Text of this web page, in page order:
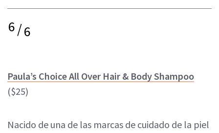
6/6
Paula’s Choice All Over Hair & Body Shampoo
($25)
Nacido de una de las marcas de cuidado de la piel